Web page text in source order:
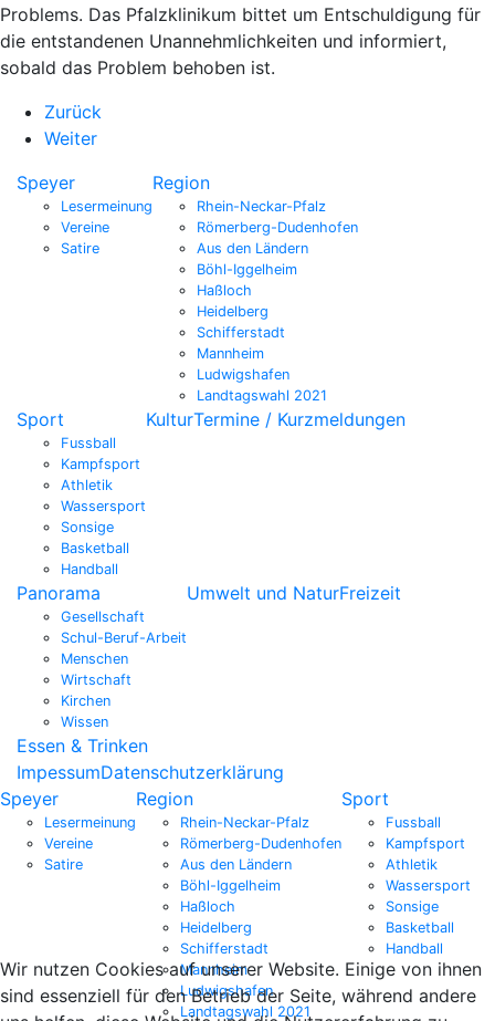
Problems. Das Pfalzklinikum bittet um Entschuldigung für
die entstandenen Unannehmlichkeiten und informiert,
sobald das Problem behoben ist.
Zurück
Weiter
Speyer
Lesermeinung
Vereine
Satire
Region
Rhein-Neckar-Pfalz
Römerberg-Dudenhofen
Aus den Ländern
Böhl-Iggelheim
Haßloch
Heidelberg
Schifferstadt
Mannheim
Ludwigshafen
Landtagswahl 2021
Sport
Fussball
Kampfsport
Athletik
Wassersport
Sonsige
Basketball
Handball
KulturTermine / Kurzmeldungen
Panorama
Gesellschaft
Schul-Beruf-Arbeit
Menschen
Wirtschaft
Kirchen
Wissen
Umwelt und NaturFreizeit
Essen & Trinken
ImpessumDatenschutzerklärung
Speyer
Lesermeinung
Vereine
Satire
Region
Rhein-Neckar-Pfalz
Römerberg-Dudenhofen
Aus den Ländern
Böhl-Iggelheim
Haßloch
Heidelberg
Schifferstadt
Mannheim
Ludwigshafen
Landtagswahl 2021
Sport
Fussball
Kampfsport
Athletik
Wassersport
Sonsige
Basketball
Handball
Wir nutzen Cookies auf unserer Website. Einige von ihnen
sind essenziell für den Betrieb der Seite, während andere